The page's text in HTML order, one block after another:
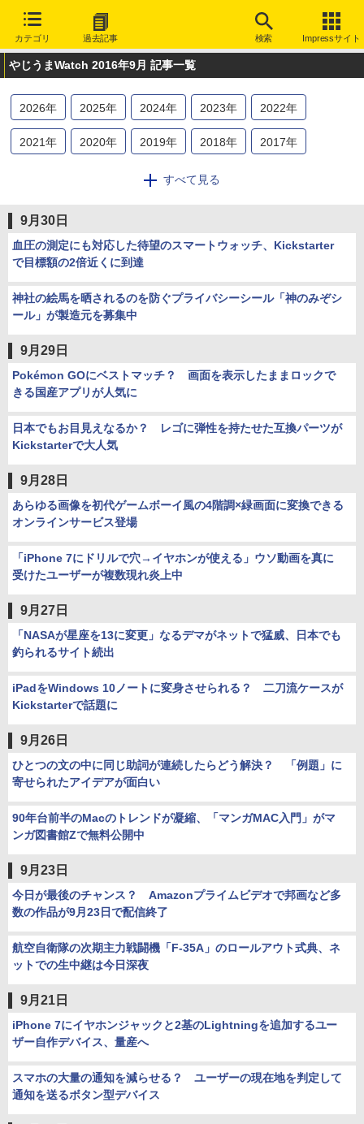
カテゴリ 過去記事 検索 Impressサイト
やじうまWatch 2016年9月 記事一覧
2026年 2025年 2024年 2023年 2022年
2021年 2020年 2019年 2018年 2017年
2014年 2013
2006年 2005年 2004年 2003年
すべて見る
9月30日
血圧の測定にも対応した待望のスマートウォッチ、Kickstarter
で目標額の2倍近くに到達
神社の絵馬を晒されるのを防ぐプライバシーシール「神のみぞシ
ール」が製造元を募集中
9月29日
Pokémon GOにベストマッチ？ 画面を表示したままロックで
きる国産アプリが人気に
日本でもお目見えなるか？ レゴに弾性を持たせた互換パーツが
Kickstarterで大人気
9月28日
あらゆる画像を初代ゲームボーイ風の4階調×緑画面に変換できる
オンラインサービス登場
「iPhone 7にドリルで穴→イヤホンが使える」ウソ動画を真に
受けたユーザーが複数現れ炎上中
9月27日
「NASAが星座を13に変更」なるデマがネットで猛威、日本でも
釣られるサイト続出
iPadをWindows 10ノートに変身させられる？ 二刀流ケースが
Kickstarterで話題に
9月26日
ひとつの文の中に同じ助詞が連続したらどう解決？ 「例題」に
寄せられたアイデアが面白い
90年台前半のMacのトレンドが凝縮、「マンガMAC入門」がマ
ンガ図書館Zで無料公開中
9月23日
今日が最後のチャンス？ Amazonプライムビデオで邦画など多
数の作品が9月23日で配信終了
航空自衛隊の次期主力戦闘機「F-35A」のロールアウト式典、ネ
ットでの生中継は今日深夜
9月21日
iPhone 7にイヤホンジャックと2基のLightningを追加するユー
ザー自作デバイス、量産へ
スマホの大量の通知を減らせる？ ユーザーの現在地を判定して
通知を送るボタン型デバイス